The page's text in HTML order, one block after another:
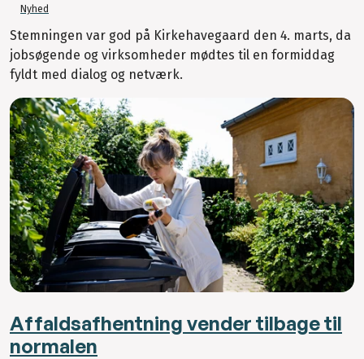
Nyhed
Stemningen var god på Kirkehavegaard den 4. marts, da
jobsøgende og virksomheder mødtes til en formiddag
fyldt med dialog og netværk.
Affaldsafhentning vender tilbage til
normalen